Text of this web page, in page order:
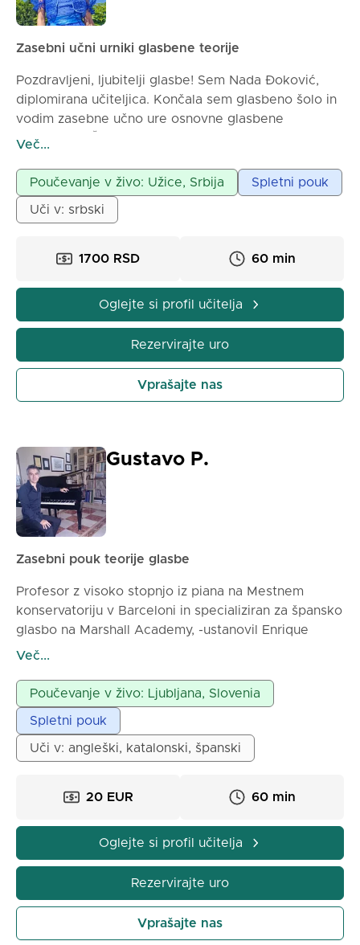
Zasebni učni urniki glasbene teorije
Pozdravljeni, ljubitelji glasbe! Sem Nada Đoković,
diplomirana učiteljica. Končala sem glasbeno šolo in
vodim zasebne učno ure osnovne glasbene
pismenosti. Če ste pripravljeni, da skupaj
umetnosti na svetu, se javite! 🎵
Več...
Poučevanje v živo: Užice, Srbija Spletni pouk
Uči v: srbski
1700 RSD 60 min
Oglejte si profil učitelja
Rezervirajte uro
Vprašajte nas
Gustavo P.
Zasebni pouk teorije glasbe
Profesor z visoko stopnjo iz piana na Mestnem
konservatoriju v Barceloni in specializiran za špansko
glasbo na Marshall Academy, -ustanovil Enrique
Granados, nekdanja direktorica Alicia de Larrocha-.
Moj način poučevanja si prizadeva za dobro branje
note na prvi pogled z izpopolnjeno klavirsko tehniko,
specializirana sem tudi za popravljanje vsega, kar je
povezano s slabim poukom, kot so: posturalne
težave, napetosti, napake v pulzaciji itd.
Granadosa in njegove tehnike pulzacije: relief v
-Delali bomo na: tehničnih vajah, etudih in klasičnih
skladbah velikih skladateljev.
-Tudi -za tiste, ki to potrebujejo-, glasbeni jezik:
(teorija + vaje), solfež, zborski peti, pisni slušni
diktati, analiza partitu.
Z več kot 30 leti izkušenj kot učitelj. Pouk je
Več...
Poučevanje v živo: Ljubljana, Slovenia
Spletni pouk
Uči v: angleški, katalonski, španski
20 EUR 60 min
Oglejte si profil učitelja
Rezervirajte uro
Vprašajte nas